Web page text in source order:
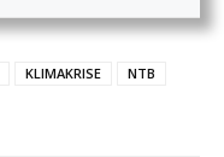
KLIMAKRISE
NTB